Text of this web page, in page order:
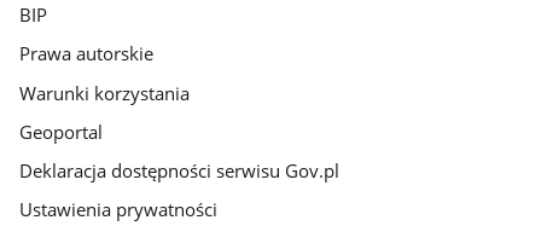
BIP
Prawa autorskie
Warunki korzystania
Geoportal
Deklaracja dostępności serwisu Gov.pl
Ustawienia prywatności